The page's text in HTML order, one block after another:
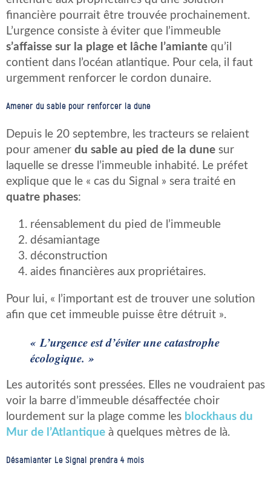
financière pourrait être trouvée prochainement.
L’urgence consiste à éviter que l’immeuble
s’affaisse sur la plage et lâche l’amiante qu’il
contient dans l’océan atlantique. Pour cela, il faut
urgemment renforcer le cordon dunaire.
Amener du sable pour renforcer la dune
Depuis le 20 septembre, les tracteurs se relaient
pour amener du sable au pied de la dune sur
laquelle se dresse l’immeuble inhabité. Le préfet
explique que le « cas du Signal » sera traité en
quatre phases:
réensablement du pied de l’immeuble
désamiantage
déconstruction
aides financières aux propriétaires.
Pour lui, « l’important est de trouver une solution
afin que cet immeuble puisse être détruit ».
« L’urgence est d’éviter une catastrophe
écologique. »
Les autorités sont pressées. Elles ne voudraient pas
voir la barre d’immeuble désaffectée choir
lourdement sur la plage comme les blockhaus du
Mur de l’Atlantique à quelques mètres de là.
Désamianter Le Signal prendra 4 mois